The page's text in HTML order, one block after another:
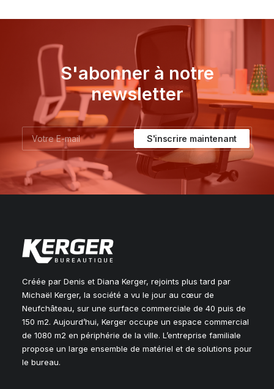
S'abonner à notre
newsletter
Créée par Denis et Diana Kerger, rejoints plus tard par
Michaël Kerger, la société a vu le jour au cœur de
Neufchâteau, sur une surface commerciale de 40 puis de
150 m2. Aujourd’hui, Kerger occupe un espace commercial
de 1080 m2 en périphérie de la ville. L’entreprise familiale
propose un large ensemble de matériel et de solutions pour
le bureau.